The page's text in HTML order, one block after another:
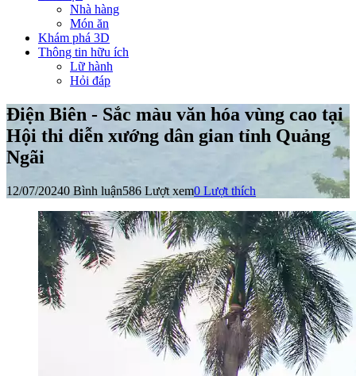
Nhà hàng
Món ăn
Khám phá 3D
Thông tin hữu ích
Lữ hành
Hỏi đáp
Điện Biên - Sắc màu văn hóa vùng cao tại
Hội thi diễn xướng dân gian tỉnh Quảng
Ngãi
12/07/20240 Bình luận586 Lượt xem0 Lượt thích